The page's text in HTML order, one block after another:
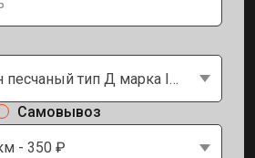
Асфальтобетон песчаный тип Д марка II и III
Самовывоз
- 350 ₽